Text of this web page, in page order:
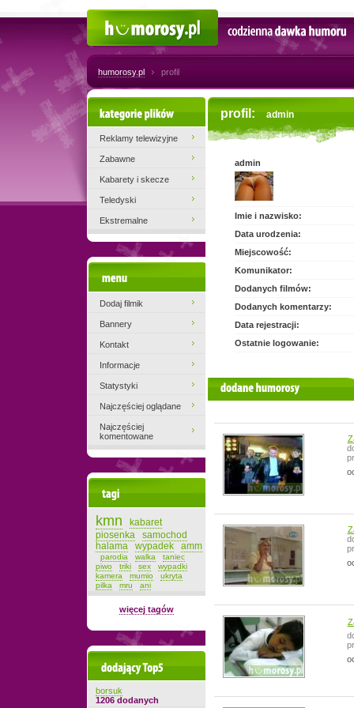
Codzienna dawka humoru
humorosy.pl profil
profil: admin
admin
Imie i nazwisko:
Data urodzenia:
Miejscowość:
Komunikator:
Dodanych filmów:
Dodanych komentarzy:
Data rejestracji:
Ostatnie logowanie:
filmiki użytkownika
Kategorie plików
Reklamy telewizyjne
Zabawne
Kabarety i skecze
Teledyski
Ekstremalne
Dodaj filmik
Bannery
Kontakt
Informacje
Statystyki
Najczęściej oglądane
Najczęściej
komentowane
kmn
kabaret
piosenka
samochod
halama
wypadek amm
parodia walka
taniec
piwo
triki sex
wypadki
kamera
mumio
ukryta
pilka
mru ani
więcej tagów
Dodający top-5
borsuk
1206 dodanych